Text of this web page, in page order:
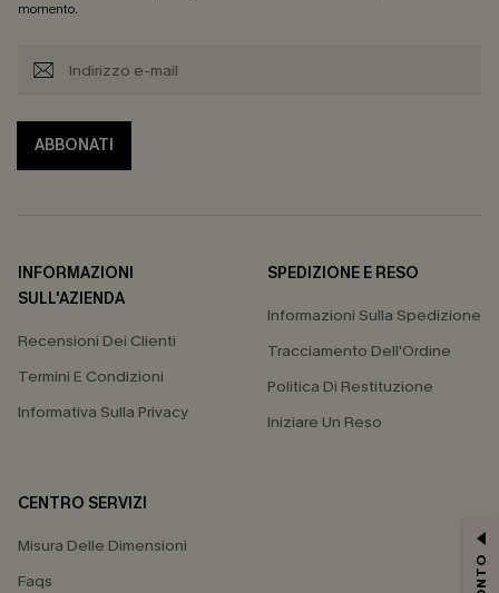
momento.
ABBONATI
INFORMAZIONI
SULL'AZIENDA
Recensioni Dei Clienti
Termini E Condizioni
Informativa Sulla Privacy
SPEDIZIONE E RESO
Informazioni Sulla Spedizione
Tracciamento Dell'Ordine
Politica Di Restituzione
Iniziare Un Reso
CENTRO SERVIZI
Misura Delle Dimensioni
Faqs